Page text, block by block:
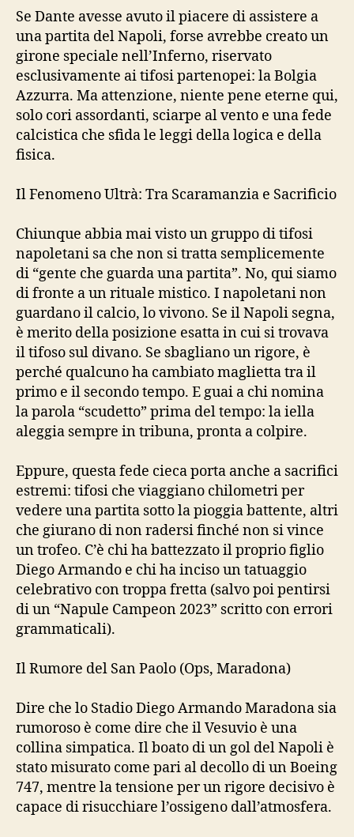
Se Dante avesse avuto il piacere di assistere a
una partita del Napoli, forse avrebbe creato un
girone speciale nell’Inferno, riservato
esclusivamente ai tifosi partenopei: la Bolgia
Azzurra. Ma attenzione, niente pene eterne qui,
solo cori assordanti, sciarpe al vento e una fede
calcistica che sfida le leggi della logica e della
fisica.
Il Fenomeno Ultrà: Tra Scaramanzia e Sacrificio
Chiunque abbia mai visto un gruppo di tifosi
napoletani sa che non si tratta semplicemente
di “gente che guarda una partita”. No, qui siamo
di fronte a un rituale mistico. I napoletani non
guardano il calcio, lo vivono. Se il Napoli segna,
è merito della posizione esatta in cui si trovava
il tifoso sul divano. Se sbagliano un rigore, è
perché qualcuno ha cambiato maglietta tra il
primo e il secondo tempo. E guai a chi nomina
la parola “scudetto” prima del tempo: la iella
aleggia sempre in tribuna, pronta a colpire.
Eppure, questa fede cieca porta anche a sacrifici
estremi: tifosi che viaggiano chilometri per
vedere una partita sotto la pioggia battente, altri
che giurano di non radersi finché non si vince
un trofeo. C’è chi ha battezzato il proprio figlio
Diego Armando e chi ha inciso un tatuaggio
celebrativo con troppa fretta (salvo poi pentirsi
di un “Napule Campeon 2023” scritto con errori
grammaticali).
Il Rumore del San Paolo (Ops, Maradona)
Dire che lo Stadio Diego Armando Maradona sia
rumoroso è come dire che il Vesuvio è una
collina simpatica. Il boato di un gol del Napoli è
stato misurato come pari al decollo di un Boeing
747, mentre la tensione per un rigore decisivo è
capace di risucchiare l’ossigeno dall’atmosfera.